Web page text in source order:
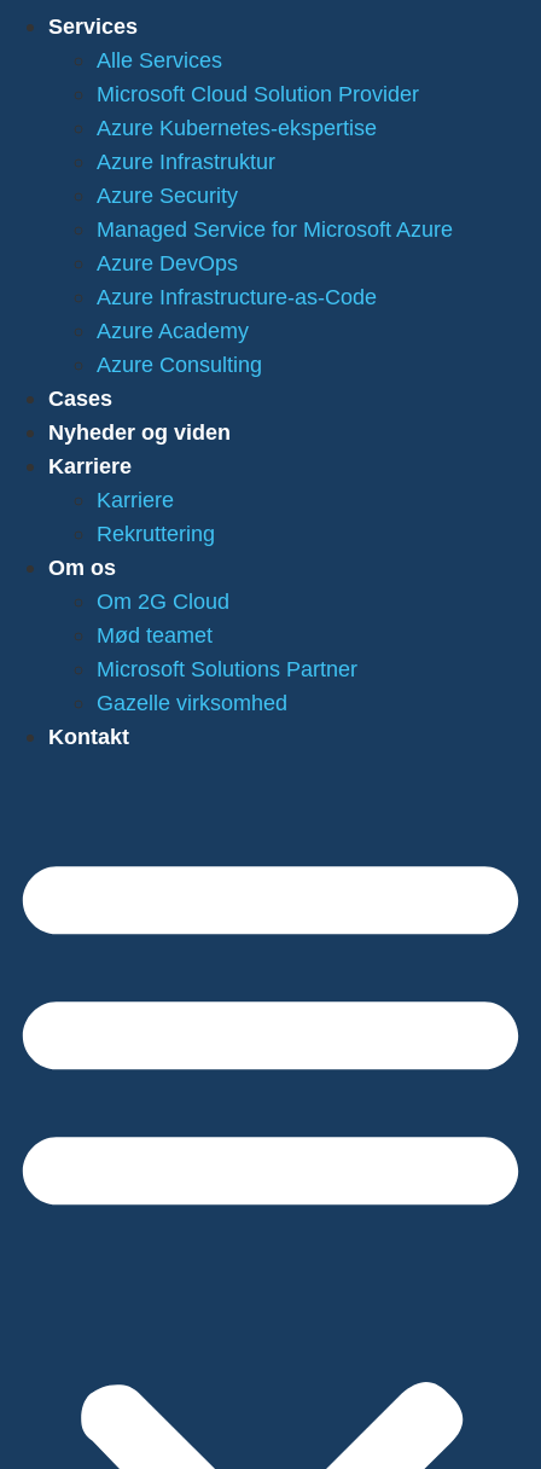
Services
Alle Services
Microsoft Cloud Solution Provider
Azure Kubernetes-ekspertise
Azure Infrastruktur
Azure Security
Managed Service for Microsoft Azure
Azure DevOps
Azure Infrastructure-as-Code
Azure Academy
Azure Consulting
Cases
Nyheder og viden
Karriere
Karriere
Rekruttering
Om os
Om 2G Cloud
Mød teamet
Microsoft Solutions Partner
Gazelle virksomhed
Kontakt